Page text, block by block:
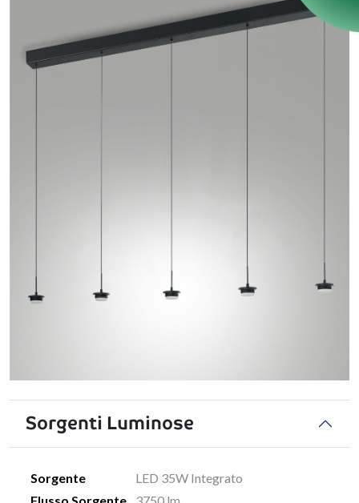
Sorgenti Luminose
Sorgente
LED 35W Integrato